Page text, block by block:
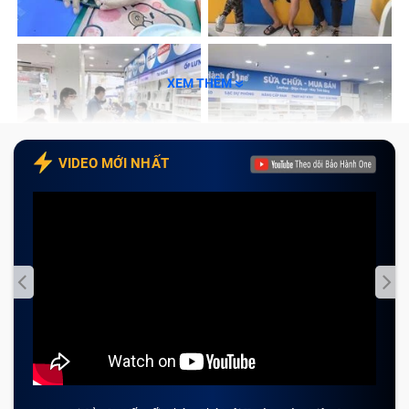
Dấu hiệu cần thay màn hình điện thoại
Vivo Y1S
Trong quá trình sử dụng, màn hình điện thoại có các
dấu hiệu sau đây, Bảo Hành One khuyên bạn cần đưa
máy đến những trung tâm có uy tín để được kiểm tra,
tránh để lâu dài ảnh hưởng đến các bộ phận lân cận
XEM THÊM
VIDEO MỚI NHẤT